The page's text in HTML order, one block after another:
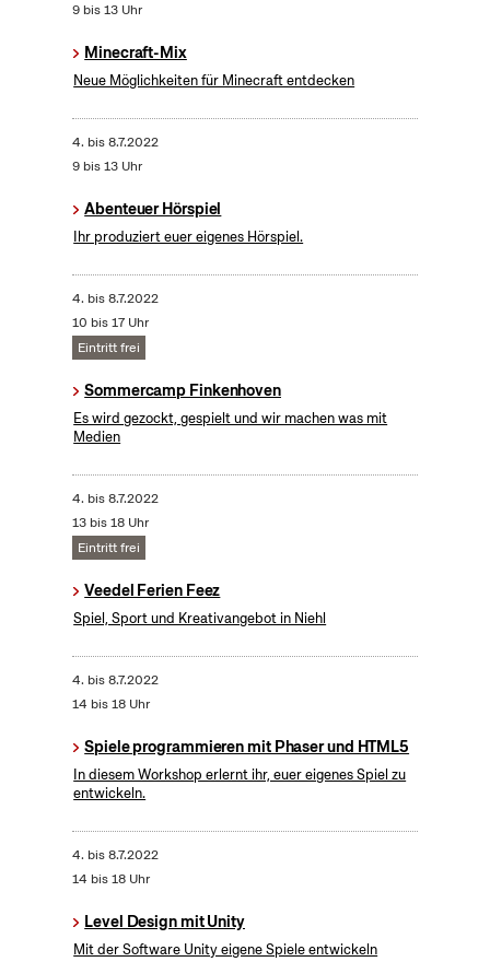
9 bis 13 Uhr
Minecraft-Mix
Neue Möglichkeiten für Minecraft entdecken
4. bis8.7.2022
9 bis 13 Uhr
Abenteuer Hörspiel
Ihr produziert euer eigenes Hörspiel.
4. bis8.7.2022
10 bis 17 Uhr
Eintritt frei
Sommercamp Finkenhoven
Es wird gezockt, gespielt und wir machen was mit
Medien
4. bis8.7.2022
13 bis 18 Uhr
Eintritt frei
Veedel Ferien Feez
Spiel, Sport und Kreativangebot in Niehl
4. bis8.7.2022
14 bis 18 Uhr
Spiele programmieren mit Phaser und HTML5
In diesem Workshop erlernt ihr, euer eigenes Spiel zu
entwickeln.
4. bis8.7.2022
14 bis 18 Uhr
Level Design mit Unity
Mit der Software Unity eigene Spiele entwickeln